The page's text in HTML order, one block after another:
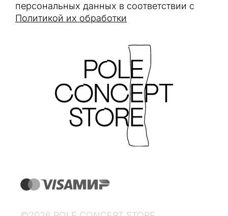
персональных данных в соответствии с
Политикой их обработки